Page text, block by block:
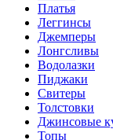
Платья
Леггинсы
Джемперы
Лонгсливы
Водолазки
Пиджаки
Свитеры
Толстовки
Джинсовые
Топы